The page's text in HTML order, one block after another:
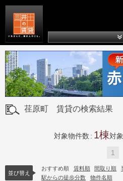
荏原町 賃貸の検索結果
対象物件数 1 対
1
並び替え
おすすめ順 賃料順 間取り順
駅からの徒歩分数
物件名順